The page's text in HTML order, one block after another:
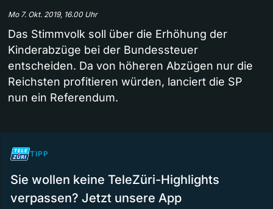
Mo 7. Okt. 2019, 16.00 Uhr
Das Stimmvolk soll über die Erhöhung der
Kinderabzüge bei der Bundessteuer
entscheiden. Da von höheren Abzügen nur die
Reichsten profitieren würden, lanciert die SP
nun ein Referendum.
TIPP
Sie wollen keine TeleZüri-Highlights
verpassen? Jetzt unsere App